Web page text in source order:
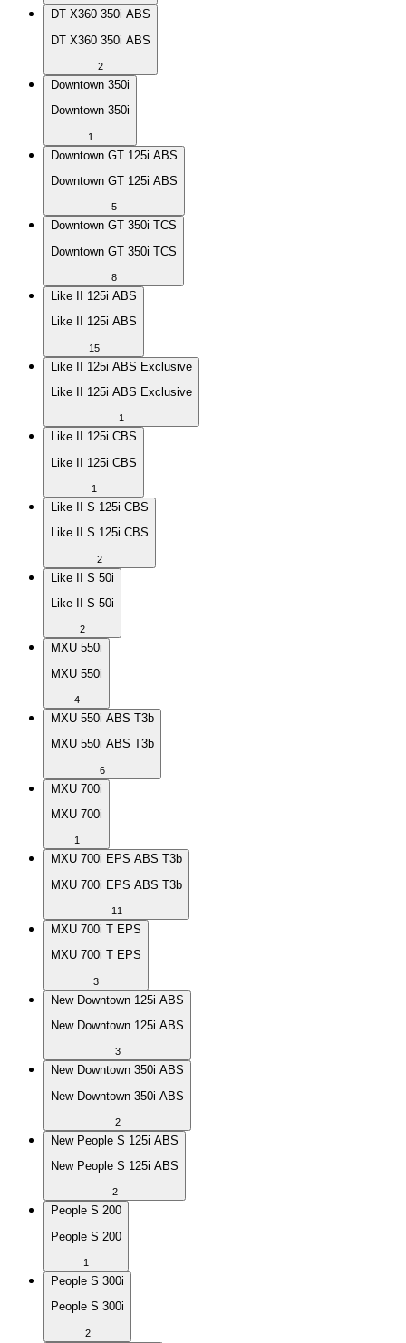
DT X360 350i ABS
DT X360 350i ABS
2
Downtown 350i
Downtown 350i
1
Downtown GT 125i ABS
Downtown GT 125i ABS
5
Downtown GT 350i TCS
Downtown GT 350i TCS
8
Like II 125i ABS
Like II 125i ABS
15
Like II 125i ABS Exclusive
Like II 125i ABS Exclusive
1
Like II 125i CBS
Like II 125i CBS
1
Like II S 125i CBS
Like II S 125i CBS
2
Like II S 50i
Like II S 50i
2
MXU 550i
MXU 550i
4
MXU 550i ABS T3b
MXU 550i ABS T3b
6
MXU 700i
MXU 700i
1
MXU 700i EPS ABS T3b
MXU 700i EPS ABS T3b
11
MXU 700i T EPS
MXU 700i T EPS
3
New Downtown 125i ABS
New Downtown 125i ABS
3
New Downtown 350i ABS
New Downtown 350i ABS
2
New People S 125i ABS
New People S 125i ABS
2
People S 200
People S 200
1
People S 300i
People S 300i
2